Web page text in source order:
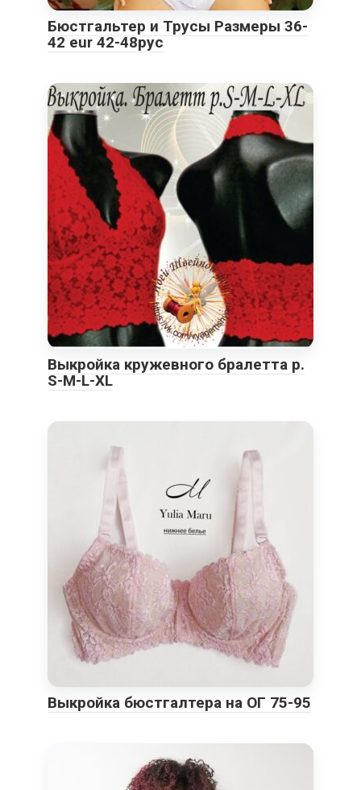
Бюстгальтер и Трусы Размеры 36-
42 eur 42-48рус
Выкройка кружевного бралетта р.
S-M-L-XL
Выкройка бюстгалтера на ОГ 75-95